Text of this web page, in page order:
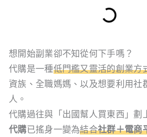
想開始副業卻不知從何下手嗎？
代購是一種低門檻又靈活的創業方
資族、全職媽媽、以及想要利用社
人。
代購過往與「出國幫人買東西」劃
代購已搖身一變為結合社群＋電商